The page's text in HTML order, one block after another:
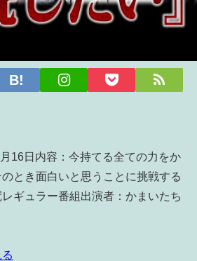
16日内容：今持てる全ての力をか
とき面白いと思うことに挑戦する
ギュラー番組出演者：かまいたち